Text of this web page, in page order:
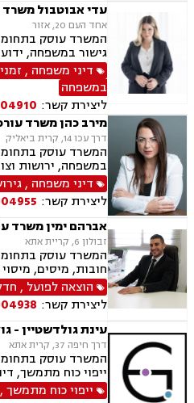
עדי אבוטבול משרד
אחד העם 20, אזור
המשרד עוסק
גישור במשפחה,
ממון, אבהות,
מינית, נישואים
תיאום הורי, ניכור
דיני משפחה ,
במשפחה
ליצירת קשר:
מירב כהן משרד
דרך עכו 14, קרית ביאליק
המשרד עוסק
במשפחה, ירושות
רכוש, ייפוי כח
אפוטרופסות,
בציבור, נישואים
הנוער, אומנה,
דיני משפחה ,
ליצירת קשר:
אברהם ימין משרד
זבולון 6, קריית אתא
המשרד עוסק
חובות, מיסים,
משפחה, מזונות,
כוח מתמשך, חדלות
הוצאה לפועל ,
ליצירת קשר:
עינת גולדשטיין -
דרך חיפה 37, קרית אתא
המשרד עוסק
ייפוי כוח מתמשך,
הסכמי ממון, ביטוח
ייפוי כוח מתמשך,